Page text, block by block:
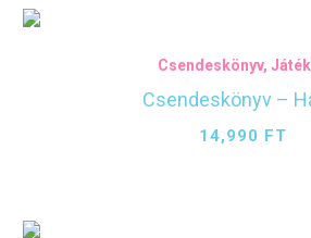
Csendeskönyv,
Csendeskönyv –
14,990 FT